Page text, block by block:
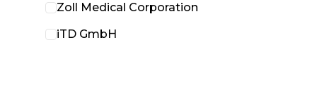
Zoll Medical Corporation
iTD GmbH